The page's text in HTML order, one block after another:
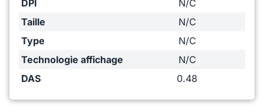
DPI
N/C
Taille
N/C
Type
N/C
Technologie affichage
N/C
DAS
0.48